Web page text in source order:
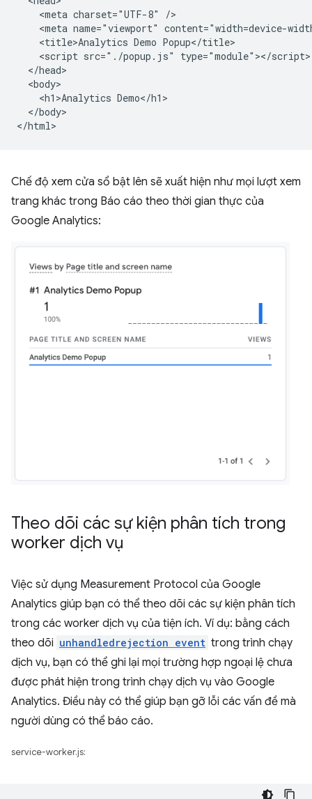
    <meta charset="UTF-8" />
<meta name="viewport" content="width=device-
    <title>Analytics Demo Popup</title>
    <script src="./popup.js" type="module"></script>
  </head>
  <body>
    <h1>Analytics Demo</h1>
  </body>
Chế độ xem cửa sổ bật lên sẽ xuất hiện như mọi lượt xem
trang khác trong Báo cáo theo thời gian thực của
Google Analytics:
Theo dõi các sự kiện phân tích trong
worker dịch vụ
Việc sử dụng Measurement Protocol của Google
Analytics giúp bạn có thể theo dõi các sự kiện phân tích
trong các worker dịch vụ của tiện ích. Ví dụ: bằng cách
theo dõi unhandledrejection event trong trình chạy
dịch vụ, bạn có thể ghi lại mọi trường hợp ngoại lệ chưa
được phát hiện trong trình chạy dịch vụ vào Google
Analytics. Điều này có thể giúp bạn gỡ lỗi các vấn đề mà
người dùng có thể báo cáo.
service-worker.js: